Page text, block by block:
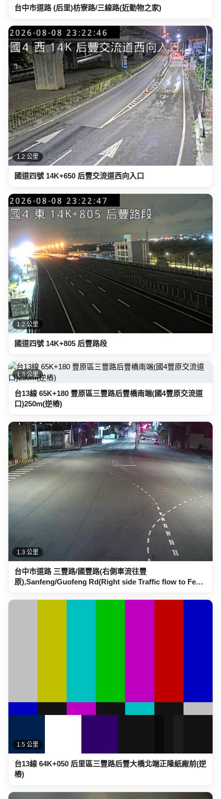
台中市道路 (后里)枋寮路/三線路(近動物之家)
1.2 公里
國道四號 14K+650 后豐交流道西向入口
1.2 公里
國道四號 14K+805 后豐路段
1.3 公里
台13線 65K+180 豐原區三豐路后豐橋南端(國4豐原交流道
口)250m(逆樁)
1.3 公里
台中市道路 三豐路/國豐路(右側車流往豐
原),Sanfeng/Guofeng Rd(Right side Traffic flow to Fe…
1.5 公里
台13線 64K+050 后里區三豐路后豐大橋北端正隆紙廠前(逆
樁)